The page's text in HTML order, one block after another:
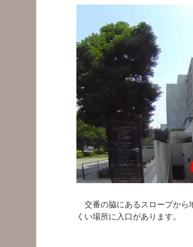
交番の脇にあるスロープから
くい場所に入口があります。